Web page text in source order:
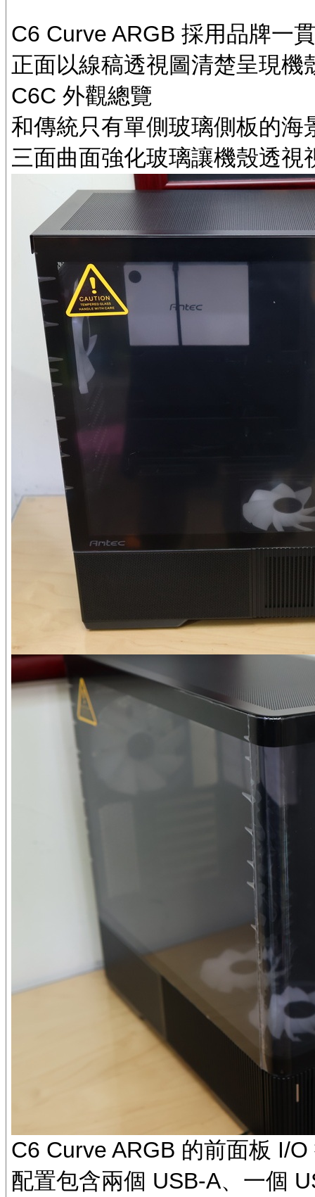
C6 Curve ARGB 採用品牌一
正面以線稿透視圖清楚呈現機
C6C 外觀總覽
和傳統只有單側玻璃側板的海
三面曲面強化玻璃讓機殼透視
C6 Curve ARGB 的前面板 I/
配置包含兩個 USB-A、一個